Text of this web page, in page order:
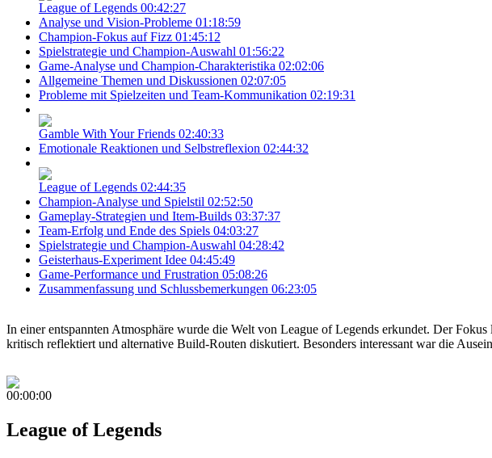
League of Legends 00:42:27
Analyse und Vision-Probleme 01:18:59
Champion-Fokus auf Fizz 01:45:12
Spielstrategie und Champion-Auswahl 01:56:22
Game-Analyse und Champion-Charakteristika 02:02:06
Allgemeine Themen und Diskussionen 02:07:05
Probleme mit Spielzeiten und Team-Kommunikation 02:19:31
Gamble With Your Friends 02:40:33
Emotionale Reaktionen und Selbstreflexion 02:44:32
League of Legends 02:44:35
Champion-Analyse und Spielstil 02:52:50
Gameplay-Strategien und Item-Builds 03:37:37
Team-Erfolg und Ende des Spiels 04:03:27
Spielstrategie und Champion-Auswahl 04:28:42
Geisterhaus-Experiment Idee 04:45:49
Game-Performance und Frustration 05:08:26
Zusammenfassung und Schlussbemerkungen 06:23:05
In einer entspannten Atmosphäre wurde die Welt von League of Legends erkundet. Der
kritisch reflektiert und alternative Build-Routen diskutiert. Besonders interessant war die
00:00:00
League of Legends